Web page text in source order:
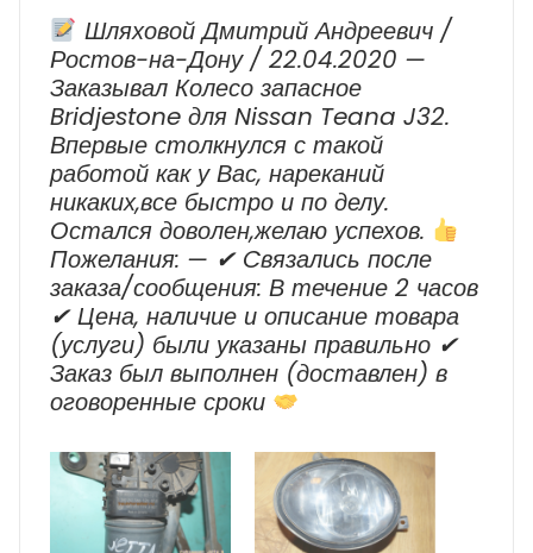
Шляховой Дмитрий Андреевич /
Ростов-на-Дону / 22.04.2020 —
Заказывал Колесо запасное
Bridjestone для Nissan Teana J32.
Впервые столкнулся с такой
работой как у Вас, нареканий
никаких,все быстро и по делу.
Остался доволен,желаю успехов.
Пожелания: — ✔ Cвязались после
заказа/сообщения: В течение 2 часов
✔ Цена, наличие и описание товара
(услуги) были указаны правильно ✔
Заказ был выполнен (доставлен) в
оговоренные сроки